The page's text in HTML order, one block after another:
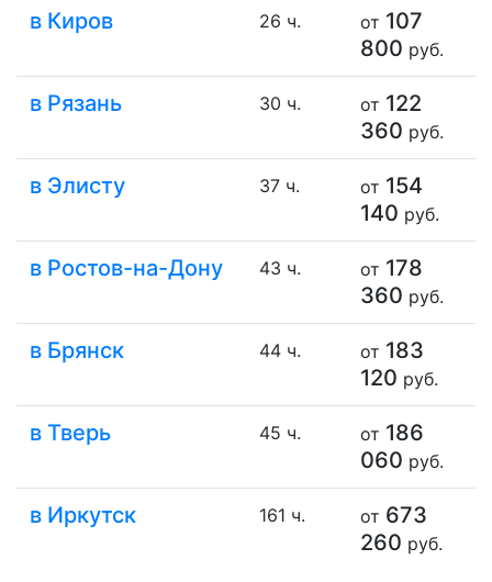
в Киров 26 ч. от 107
800 руб.
в Рязань 30 ч. от 122
360 руб.
в Элисту 37 ч. от 154
140 руб.
в Ростов-на-Дону 43 ч. от 178
360 руб.
в Брянск 44 ч. от 183
120 руб.
в Тверь 45 ч. от 186
060 руб.
в Иркутск 161 ч. от 673
260 руб.